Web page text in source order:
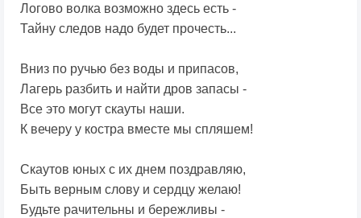
Логово волка возможно здесь есть -
Тайну следов надо будет прочесть...
Вниз по ручью без воды и припасов,
Лагерь разбить и найти дров запасы -
Все это могут скауты наши.
К вечеру у костра вместе мы спляшем!
Скаутов юных с их днем поздравляю,
Быть верным слову и сердцу желаю!
Будьте рачительны и бережливы -